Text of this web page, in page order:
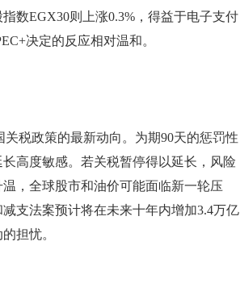
数EGX30则上涨0.3%，得益于电子支付
决定的反应相对温和。
税政策的最新动向。为期90天的惩罚性
高度敏感。若关税暂停得以延长，风险
，全球股市和油价可能面临新一轮压
支法案预计将在未来十年内增加3.4万亿
担忧。